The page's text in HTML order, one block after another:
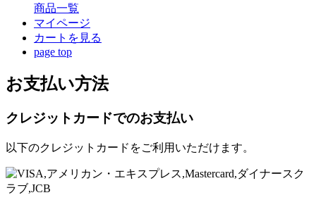
商品一覧
マイページ
カート を見る
page top
お支払い方法
クレジットカードでのお支払い
以下のクレジットカードをご利用いただけます。